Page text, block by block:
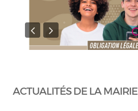
ACTUALITÉS DE LA MAIRIE